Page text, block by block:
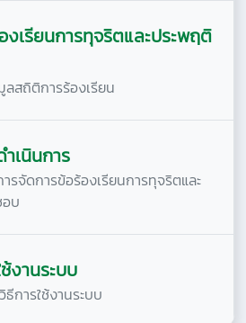
เรียนการทุจริตและประพฤติ
ลสถิติการร้องเรียน
เนินการ
รจัดการข้อร้องเรียนการทุจริตและ
บ
งานระบบ
การใช้งานระบบ